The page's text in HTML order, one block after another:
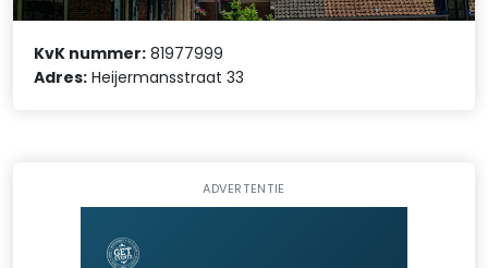
KvK nummer: 81977999
Adres: Heijermansstraat 33
ADVERTENTIE